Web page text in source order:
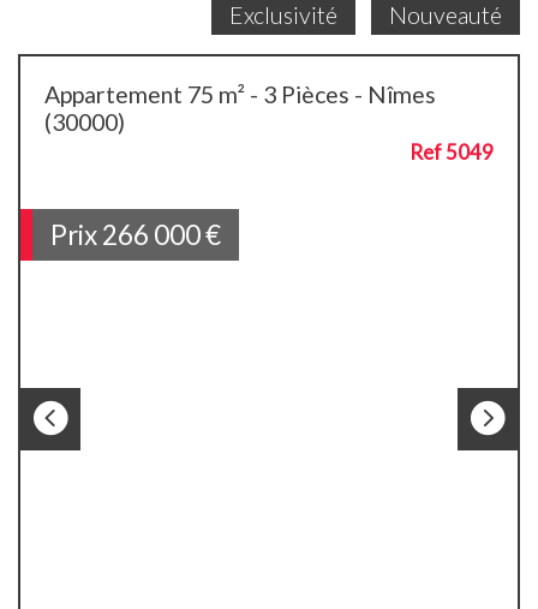
Exclusivité Nouveauté
Appartement 75 m² - 3 Pièces - Nîmes
(30000)
Ref 5049
Prix266 000€